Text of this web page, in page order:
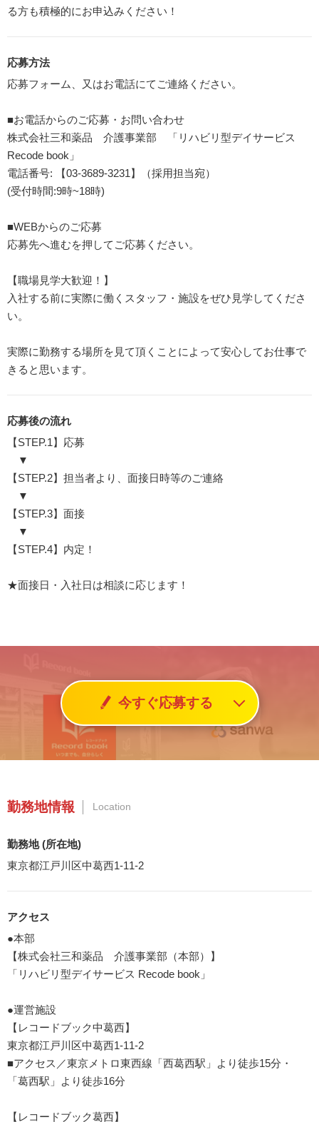
る方も積極的にお申込みください！
応募方法
応募フォーム、又はお電話にてご連絡ください。
■お電話からのご応募・お問い合わせ
株式会社三和薬品 介護事業部 「リハビリ型デイサービス
Recode book」
電話番号: 【03-3689-3231】（採用担当宛）
(受付時間:9時~18時)
■WEBからのご応募
応募先へ進むを押してご応募ください。
【職場見学大歓迎！】
入社する前に実際に働くスタッフ・施設をぜひ見学してくださ
い。
実際に勤務する場所を見て頂くことによって安心してお仕事で
きると思います。
応募後の流れ
【STEP.1】応募
▼
【STEP.2】担当者より、面接日時等のご連絡
▼
【STEP.3】面接
▼
【STEP.4】内定！
★面接日・入社日は相談に応じます！
今すぐ応募する
勤務地情報 Location
勤務地 (所在地)
東京都江戸川区中葛西1-11-2
アクセス
●本部
【株式会社三和薬品 介護事業部（本部）】
「リハビリ型デイサービス Recode book」
●運営施設
【レコードブック中葛西】
東京都江戸川区中葛西1-11-2
■アクセス／東京メトロ東西線「西葛西駅」より徒歩15分・
「葛西駅」より徒歩16分
【レコードブック葛西】